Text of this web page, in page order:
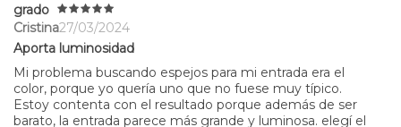
grado
Cristina27/03/2024
Aporta luminosidad
Mi problema buscando espejos para mi entrada era el
color, porque yo quería uno que no fuese muy típico.
Estoy contenta con el resultado porque además de ser
barato, la entrada parece más grande y luminosa. elegí el